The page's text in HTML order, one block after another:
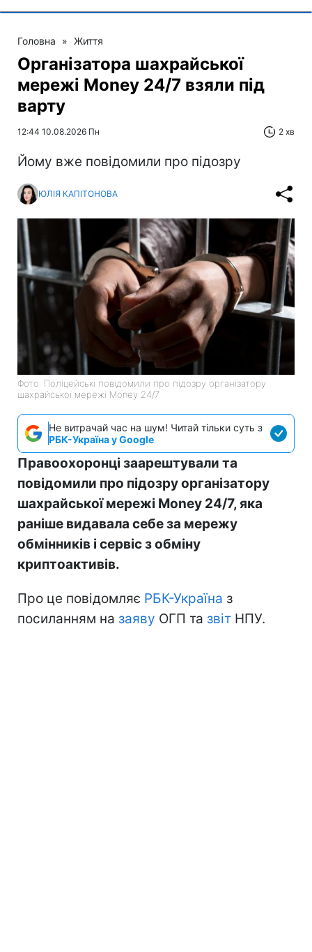
Головна » Життя
Організатора шахрайської
мережі Money 24/7 взяли під
варту
12:44 10.08.2026 Пн 2 хв
Йому вже повідомили про підозру
ЮЛІЯ КАПІТОНОВА
Фото: Поліцейські повідомили про підозру організатору
шахрайської мережі Money 24/7
Не витрачай час на шум! Читай тільки суть з
РБК-Україна у Google
Правоохоронці заарештували та
повідомили про підозру організатору
шахрайської мережі Money 24/7, яка
раніше видавала себе за мережу
обмінників і сервіс з обміну
криптоактивів.
Про це повідомляє РБК-Україна з
посиланням на заяву ОГП та звіт НПУ.